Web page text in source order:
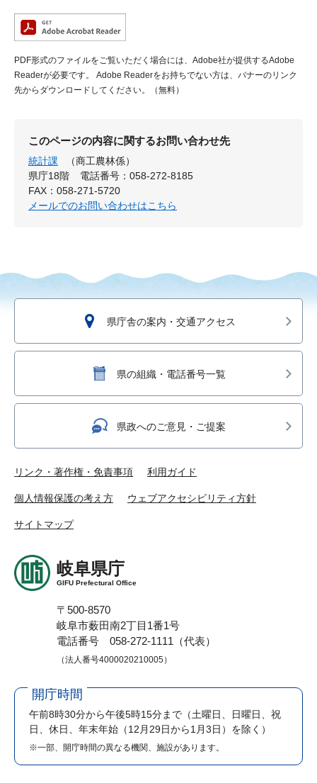
PDF形式のファイルをご覧いただく場合には、Adobe社が提供するAdobe
Readerが必要です。
Adobe Readerをお持ちでない方は、バナーのリンク
先からダウンロードしてください。（無料）
このページの内容に関するお問い合わせ先
統計課
（商工農林係）
県庁18階
電話番号：058-272-8185
FAX：058-271-5720
メールでのお問い合わせはこちら
県庁舎の案内・交通アクセス
県の組織・電話番号一覧
県政へのご意見・ご提案
リンク・著作権・免責事項 利用ガイド
個人情報保護の考え方 ウェブアクセシビリティ方針
サイトマップ
岐阜県庁
GIFU Prefectural Office
〒500-8570
岐阜市薮田南2丁目1番1号
電話番号 058-272-1111（代表）
（法人番号4000020210005）
開庁時間
午前8時30分から午後5時15分まで （土曜日、日曜日、祝
日、休日、年末年始（12月29日から1月3日）を除く）
※一部、開庁時間の異なる機関、施設があります。